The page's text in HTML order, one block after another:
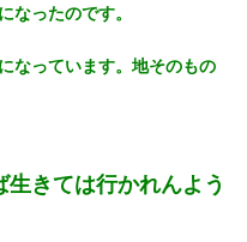
なったのです。
なっています。地そのもの
きては行かれんよう